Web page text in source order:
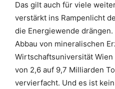
Das gilt auch für viele
verstärkt ins Rampenlicht
die Energiewende
Abbau von mineralischen
Wirtschaftsuniversität
von 2,6 auf 9,7 Milliarden
vervierfacht. Und es ist